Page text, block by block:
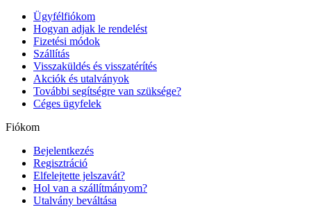
Ügyfélfiókom
Hogyan adjak le rendelést
Fizetési módok
Szállítás
Visszaküldés és visszatérítés
Akciók és utalványok
További segítségre van szüksége?
Céges ügyfelek
Fiókom
Bejelentkezés
Regisztráció
Elfelejtette jelszavát?
Hol van a szállítmányom?
Utalvány beváltása